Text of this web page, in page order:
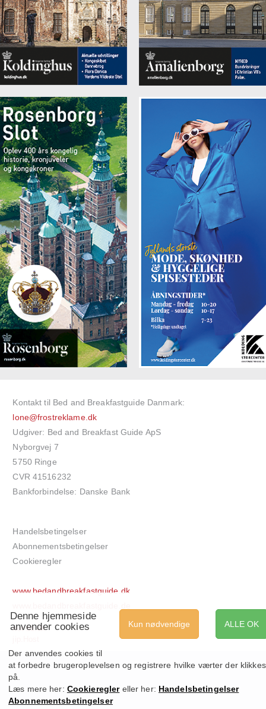
Kontakt til Bed and Breakfastguide Danmark:
lone@frostreklame.dk
Udgiver: Bed and Breakfast Guide ApS
Nyborgvej 7
5750 Ringe
CVR 41516232
Bankforbindelse: Danske Bank
Handelsbetingelser
Abonnementsbetingelser
Cookieregler
www.bedandbreakfastguide.dk
net-bb.dk
ALLE OK
Kun nødvendige
Denne hjemmeside
anvender cookies
Der anvendes cookies til
at forbedre brugeroplevelsen og registrere hvilke værter der klikkes
på.
Læs mere her: Cookiereglereller her: Handelsbetingelser
Abonnementsbetingelser